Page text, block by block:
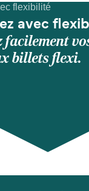
avec
facilement
billets flexi.